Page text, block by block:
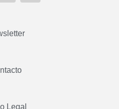
Legal